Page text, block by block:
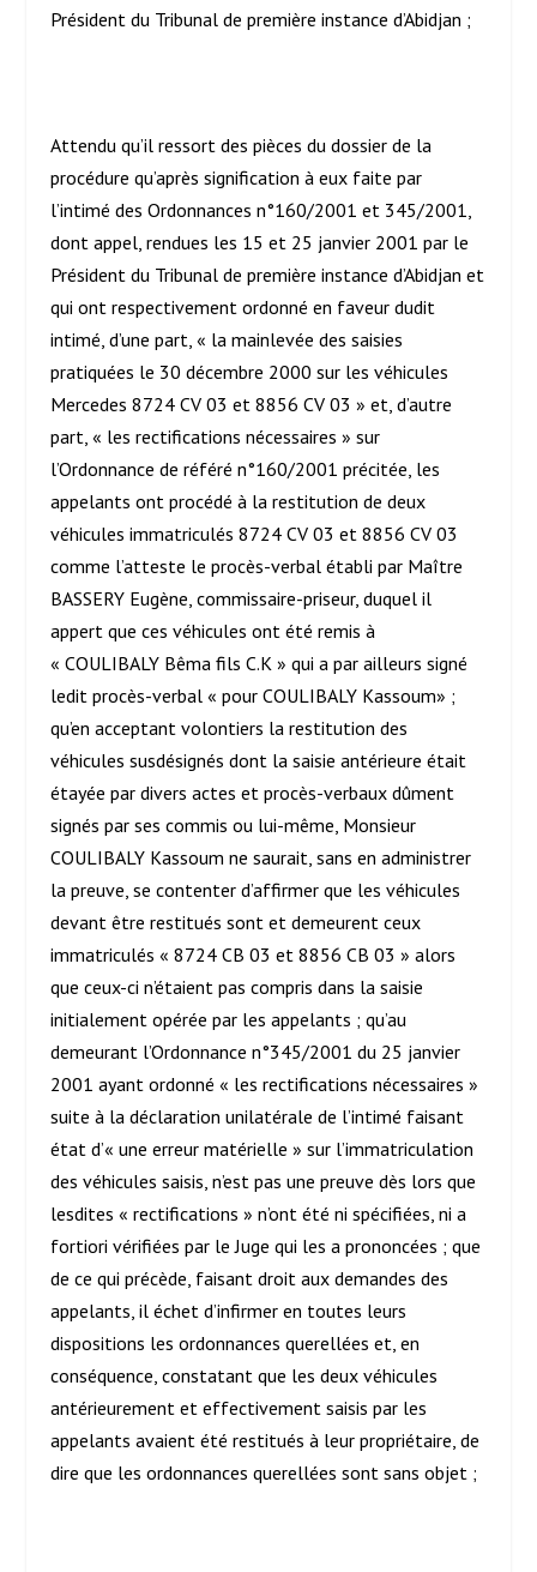
Président du Tribunal de première instance d’Abidjan ;
Attendu qu’il ressort des pièces du dossier de la
procédure qu’après signification à eux faite par
l’intimé des Ordonnances n°160/2001 et 345/2001,
dont appel, rendues les 15 et 25 janvier 2001 par le
Président du Tribunal de première instance d’Abidjan et
qui ont respectivement ordonné en faveur dudit
intimé, d’une part, « la mainlevée des saisies
pratiquées le 30 décembre 2000 sur les véhicules
Mercedes 8724 CV 03 et 8856 CV 03 » et, d’autre
part, « les rectifications nécessaires » sur
l’Ordonnance de référé n°160/2001 précitée, les
appelants ont procédé à la restitution de deux
véhicules immatriculés 8724 CV 03 et 8856 CV 03
comme l’atteste le procès-verbal établi par Maître
BASSERY Eugène, commissaire-priseur, duquel il
appert que ces véhicules ont été remis à
« COULIBALY Bêma fils C.K » qui a par ailleurs signé
ledit procès-verbal « pour COULIBALY Kassoum» ;
qu’en acceptant volontiers la restitution des
véhicules susdésignés dont la saisie antérieure était
étayée par divers actes et procès-verbaux dûment
signés par ses commis ou lui-même, Monsieur
COULIBALY Kassoum ne saurait, sans en administrer
la preuve, se contenter d’affirmer que les véhicules
devant être restitués sont et demeurent ceux
immatriculés « 8724 CB 03 et 8856 CB 03 » alors
que ceux-ci n’étaient pas compris dans la saisie
initialement opérée par les appelants ; qu’au
demeurant l’Ordonnance n°345/2001 du 25 janvier
2001 ayant ordonné « les rectifications nécessaires »
suite à la déclaration unilatérale de l’intimé faisant
état d’« une erreur matérielle » sur l’immatriculation
des véhicules saisis, n’est pas une preuve dès lors que
lesdites « rectifications » n’ont été ni spécifiées, ni a
fortiori vérifiées par le Juge qui les a prononcées ; que
de ce qui précède, faisant droit aux demandes des
appelants, il échet d’infirmer en toutes leurs
dispositions les ordonnances querellées et, en
conséquence, constatant que les deux véhicules
antérieurement et effectivement saisis par les
appelants avaient été restitués à leur propriétaire, de
dire que les ordonnances querellées sont sans objet ;